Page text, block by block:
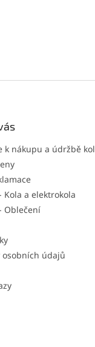
k nákupu a údržbě kol
a elektrokola
Oblečení
osobních údajů